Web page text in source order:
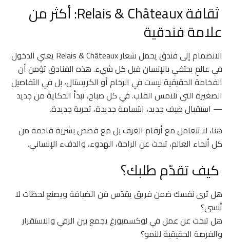
ثقافة Relais & Châteaux: أكثر من
علامة فندقية
الانضمام إلى فندق يحمل شعار Relais & Châteaux يعني الدخول
في عالمٍ يحتفي بالإنسان قبل كل شيء. هذه الفنادق تؤمن أن
الفخامة الحقيقية ليست في الرخام أو الكريستال، بل في التفاصيل
الصغيرة التي تلامس القلب. في كل صباح، تبدأ الحكاية من جديد
— استقبال ضيف جديد، ابتسامة جديدة، تجربة جديدة.
هنا، لا تتعامل مع أرقام الغرف بل مع قصص بشرية قادمة من
كل أنحاء العالم، تبحث عن الراحة، الهدوء، والدفء الإنساني.
كيف تقدّم طلبك؟
هل ترى نفسك ضمن فريق يقدّس فن الضيافة ويصنع لحظات لا
تُنسى؟
هل تبحث عن عمل في لوكسمبورغ يجمع بين الرقي والاستقرار
والفرصة الحقيقية للنمو؟